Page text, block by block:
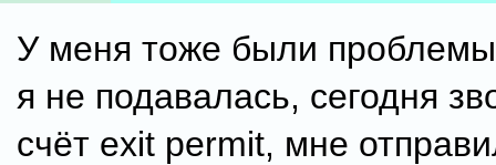
У меня тоже были
я не подавалась, сегодня
счёт exit permit, мне